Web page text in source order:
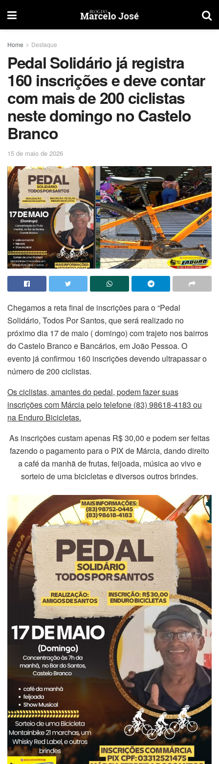
Home Destaque
Pedal Solidário já registra
160 inscrições e deve contar
com mais de 200 ciclistas
neste domingo no Castelo
Branco
15 de maio de 2026
Chegamos a reta final de inscrições para o “Pedal
Solidário, Todos Por Santos, que será realizado no
próximo dia 17 de maio ( domingo) com trajeto nos bairros
do Castelo Branco e Bancários, em João Pessoa. O
evento já confirmou 160 inscrições devendo ultrapassar o
número de 200 ciclistas.
Os ciclistas, amantes do pedal, podem fazer suas
inscrições com Márcia pelo telefone (83) 98618-4183 ou
na Enduro Bicicletas.
As inscrições custam apenas R$ 30,00 e podem ser feitas
fazendo o pagamento para o PIX de Márcia, dando direito
a café da manhã de frutas, feijoada, música ao vivo e
sorteio de uma bicicletas e diversos outros brindes.